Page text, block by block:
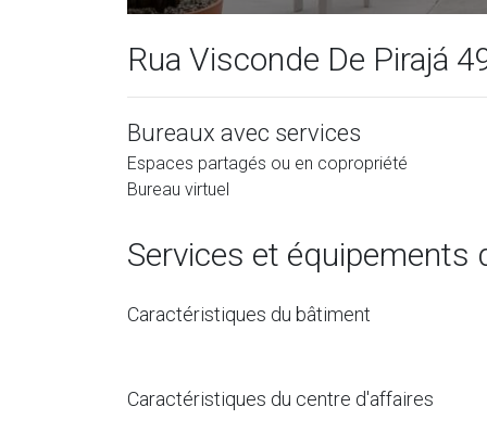
Rua Visconde De Pirajá
Bureaux avec services
Espaces partagés ou en copropriété
Bureau virtuel
Services et équipements
Caractéristiques du bâtiment
Caractéristiques du centre d'affaires